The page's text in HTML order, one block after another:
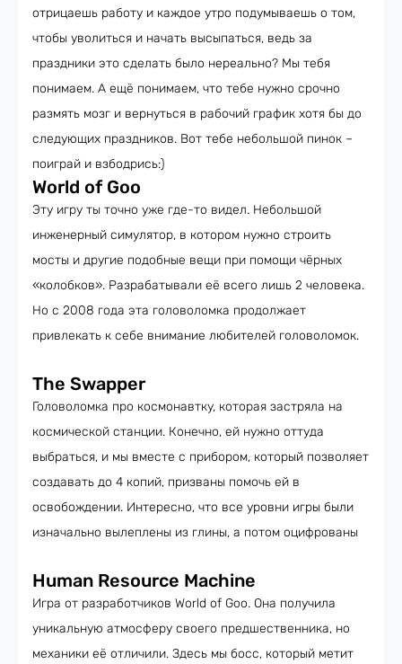
отрицаешь работу и каждое утро подумываешь о том,
чтобы уволиться и начать высыпаться, ведь за
праздники это сделать было нереально? Мы тебя
понимаем. А ещё понимаем, что тебе нужно срочно
размять мозг и вернуться в рабочий график хотя бы до
следующих праздников. Вот тебе небольшой пинок –
поиграй и взбодрись:)
World of Goo
Эту игру ты точно уже где-то видел. Небольшой
инженерный симулятор, в котором нужно строить
мосты и другие подобные вещи при помощи чёрных
«колобков». Разрабатывали её всего лишь 2 человека.
Но с 2008 года эта головоломка продолжает
привлекать к себе внимание любителей головоломок.
The Swapper
Головоломка про космонавтку, которая застряла на
космической станции. Конечно, ей нужно оттуда
выбраться, и мы вместе с прибором, который позволяет
создавать до 4 копий, призваны помочь ей в
освобождении. Интересно, что все уровни игры были
изначально вылеплены из глины, а потом оцифрованы
Human Resource Machine
Игра от разработчиков World of Goo. Она получила
уникальную атмосферу своего предшественника, но
механики её отличили. Здесь мы босс, который метит